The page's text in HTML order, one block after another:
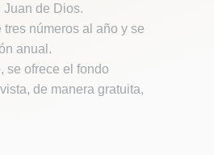
Juan de Dios.
tres números al año y se
anual.
se ofrece el fondo
de manera gratuita,